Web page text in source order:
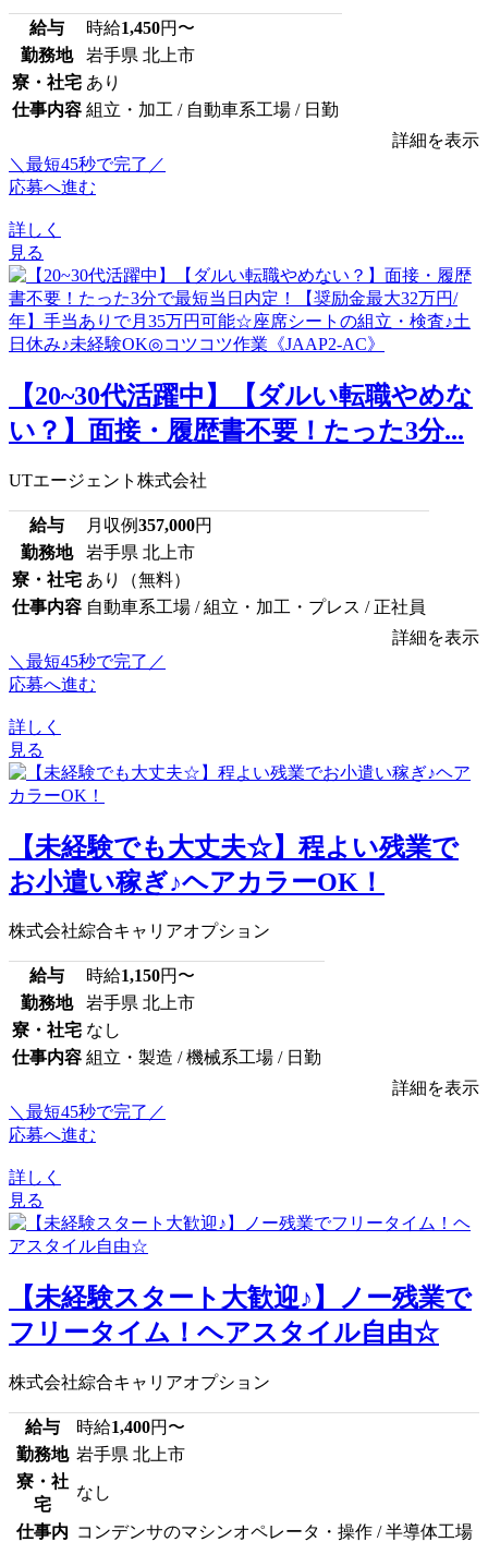
給与 時給1,450円〜
勤務地
岩手県 北上市
寮・社宅 あり
仕事内容 組立・加工 / 自動車系工場 / 日勤
詳細を表示
＼最短45秒で完了／
応募へ進む
詳しく
見る
【20~30代活躍中】【ダルい転職やめな
い？】面接・履歴書不要！たった3分...
UTエージェント株式会社
給与 月収例357,000円
勤務地
岩手県 北上市
寮・社宅 あり（無料）
仕事内容 自動車系工場 / 組立・加工・プレス / 正社員
詳細を表示
＼最短45秒で完了／
応募へ進む
詳しく
見る
【未経験でも大丈夫☆】程よい残業で
お小遣い稼ぎ♪ヘアカラーOK！
株式会社綜合キャリアオプション
給与 時給1,150円〜
勤務地
岩手県 北上市
寮・社宅 なし
仕事内容 組立・製造 / 機械系工場 / 日勤
詳細を表示
＼最短45秒で完了／
応募へ進む
詳しく
見る
【未経験スタート大歓迎♪】ノー残業で
フリータイム！ヘアスタイル自由☆
株式会社綜合キャリアオプション
給与 時給1,400円〜
勤務地 岩手県 北上市
寮・社
宅
なし
仕事内 コンデンサのマシンオペレータ・操作 / 半導体工場